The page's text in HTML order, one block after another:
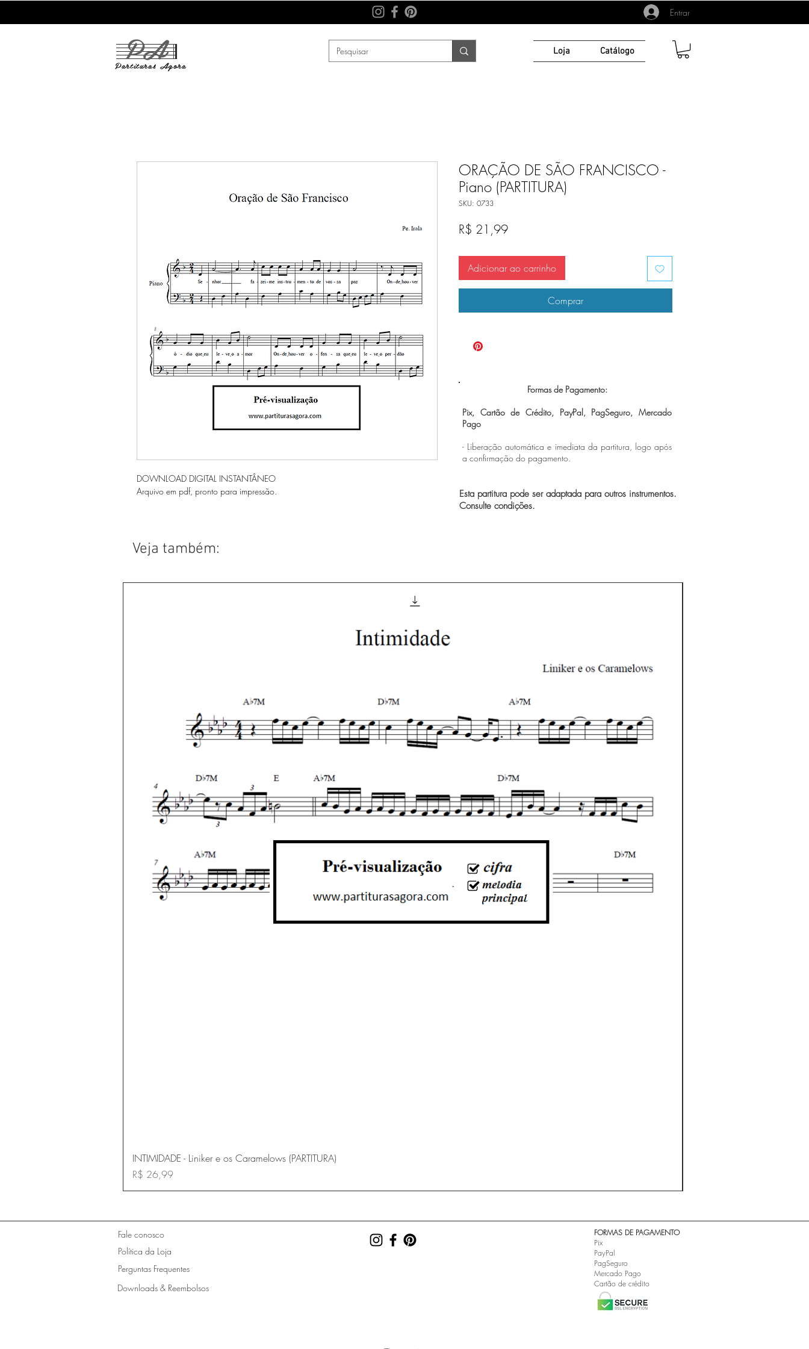
Entrar
PA
Partituras Agora
Loja Catálogo
DOWNLOAD DIGITAL INSTANTÂNEO
Arquivo em pdf, pronto para impressão.
ORAÇÃO DE SÃO FRANCISCO -
Piano (PARTITURA)
SKU: 0733
R$ 21,99Preço
Adicionar ao carrinho
Comprar
Formas de Pagamento:
Pix, Cartão de Crédito, PayPal, PagSeguro, Mercado
Pago
- Liberação automática e imediata da partitura, logo após
a confirmação do pagamento.
Esta partitura pode ser adaptada para outros instrumentos.
Consulte condições.
Veja também:
INTIMIDADE - Liniker e os Caramelows (PARTITURA)
Preço
R$ 26,99
Fale conosco
Política da Loja
Perguntas Frequentes
Downloads & Reembolsos
​FORMAS DE PAGAMENTO
Pix
PayPal
PagSeguro
Mercado Pago
Cartão de crédito